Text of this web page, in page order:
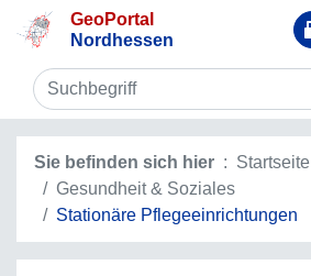
GeoPortal
Nordhessen
Sie befinden sich hier Startseite
Gesundheit & Soziales
Stationäre Pflegeeinrichtungen